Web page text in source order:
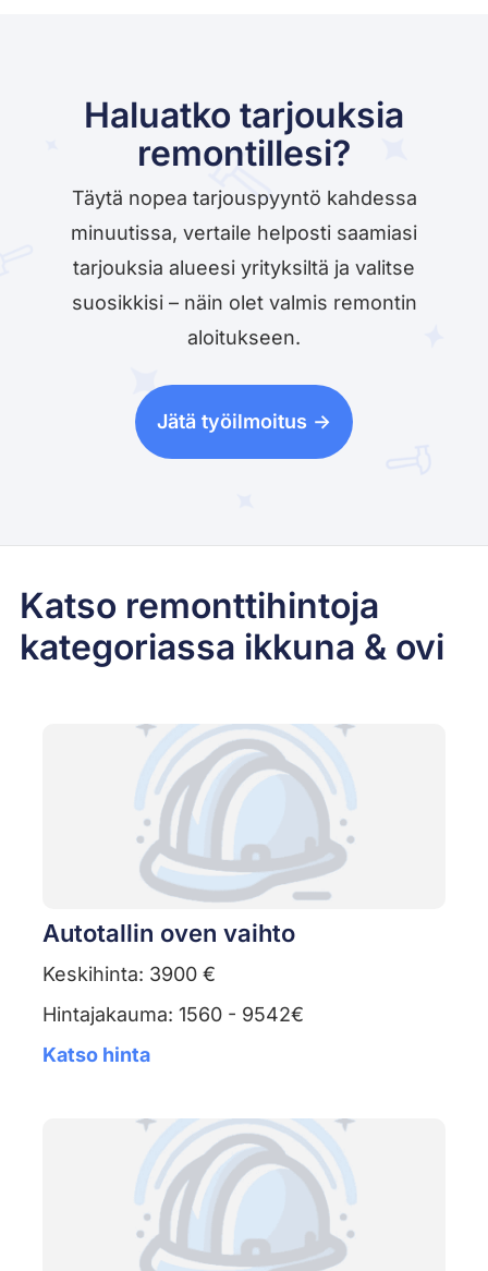
Haluatko tarjouksia
remontillesi?
Täytä nopea tarjouspyyntö kahdessa
minuutissa, vertaile helposti saamiasi
tarjouksia alueesi yrityksiltä ja valitse
suosikkisi – näin olet valmis remontin
aloitukseen.
Jätä työilmoitus ->
Katso remonttihintoja
kategoriassa ikkuna & ovi
Autotallin oven vaihto
Keskihinta: 3900 €
Hintajakauma: 1560 - 9542€
Katso hinta